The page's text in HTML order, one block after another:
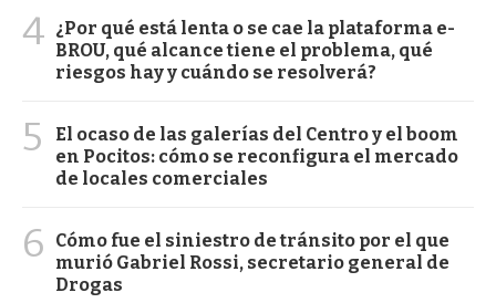
4 ¿Por qué está lenta o se cae la plataforma e-
BROU, qué alcance tiene el problema, qué
riesgos hay y cuándo se resolverá?
5
El ocaso de las galerías del Centro y el boom
en Pocitos: cómo se reconfigura el mercado
de locales comerciales
6
Cómo fue el siniestro de tránsito por el que
murió Gabriel Rossi, secretario general de
Drogas